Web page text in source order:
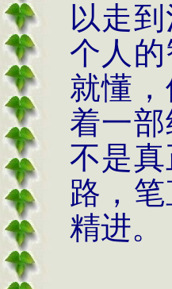
以走
个人
就懂
着一
不是
路，
精进。